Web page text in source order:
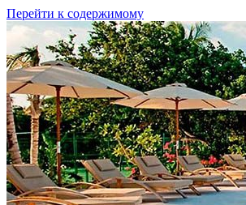
Перейти к содержимому